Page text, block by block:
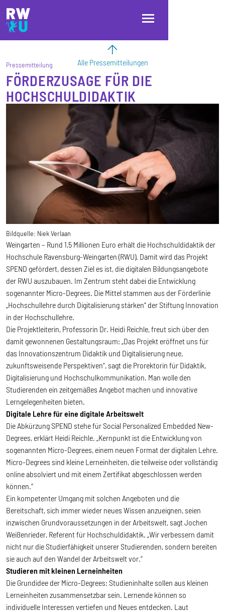
Direkt zum Inhalt
Direkt zur Hauptnavigation
Direkt zum Fußbereich
Alle Pressemitteilungen
Pressemitteilung
FÖRDERZUSAGE FÜR DIE
HOCHSCHULDIDAKTIK
Bildquelle: Niek Verlaan
Weingarten – Rund 1,5 Millionen Euro erhält die Hochschuldidaktik der
Hochschule Ravensburg-Weingarten (RWU). Damit wird das Projekt
SPEND gefördert, dessen Ziel es ist, die digitalen Bildungsangebote
der RWU auszubauen. Im Zentrum steht dabei die Entwicklung
sogenannter Micro-Degrees. Die Mittel stammen aus der Förderlinie
„Hochschullehre durch Digitalisierung stärken“ der Stiftung Innovation
in der Hochschullehre.
Die Projektleiterin, Professorin Dr. Heidi Reichle, freut sich über den
damit gewonnenen Gestaltungsraum: „Das Projekt eröffnet uns für
das Innovationszentrum Didaktik und Digitalisierung neue,
zukunftsweisende Perspektiven“, sagt die Prorektorin für Didaktik,
Digitalisierung und Hochschulkommunikation. Man wolle den
Studierenden ein zeitgemäßes Angebot machen und innovative
Lerngelegenheiten bieten.
Digitale Lehre für eine digitale Arbeitswelt
Die Abkürzung SPEND stehe für Social Personalized Embedded New-
Degrees, erklärt Heidi Reichle. „Kernpunkt ist die Entwicklung von
sogenannten Micro-Degrees, einem neuen Format der digitalen Lehre.
Micro-Degrees sind kleine Lerneinheiten, die teilweise oder vollständig
online absolviert und mit einem Zertifikat abgeschlossen werden
können.“
Ein kompetenter Umgang mit solchen Angeboten und die
Bereitschaft, sich immer wieder neues Wissen anzueignen, seien
inzwischen Grundvoraussetzungen in der Arbeitswelt, sagt Jochen
Weißenrieder, Referent für Hochschuldidaktik. „Wir verbessern damit
nicht nur die Studierfähigkeit unserer Studierenden, sondern bereiten
sie auch auf den Wandel der Arbeitswelt vor.“
Studieren mit kleinen Lerneinheiten
Die Grundidee der Micro-Degrees: Studieninhalte sollen aus kleinen
Lerneinheiten zusammensetzbar sein. Lernende können so
individuelle Interessen vertiefen und Neues entdecken. Laut